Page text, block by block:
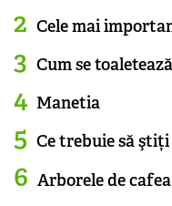
Cele mai
Cum se
Manetia
Ce trebuie să
Arborele de cafea